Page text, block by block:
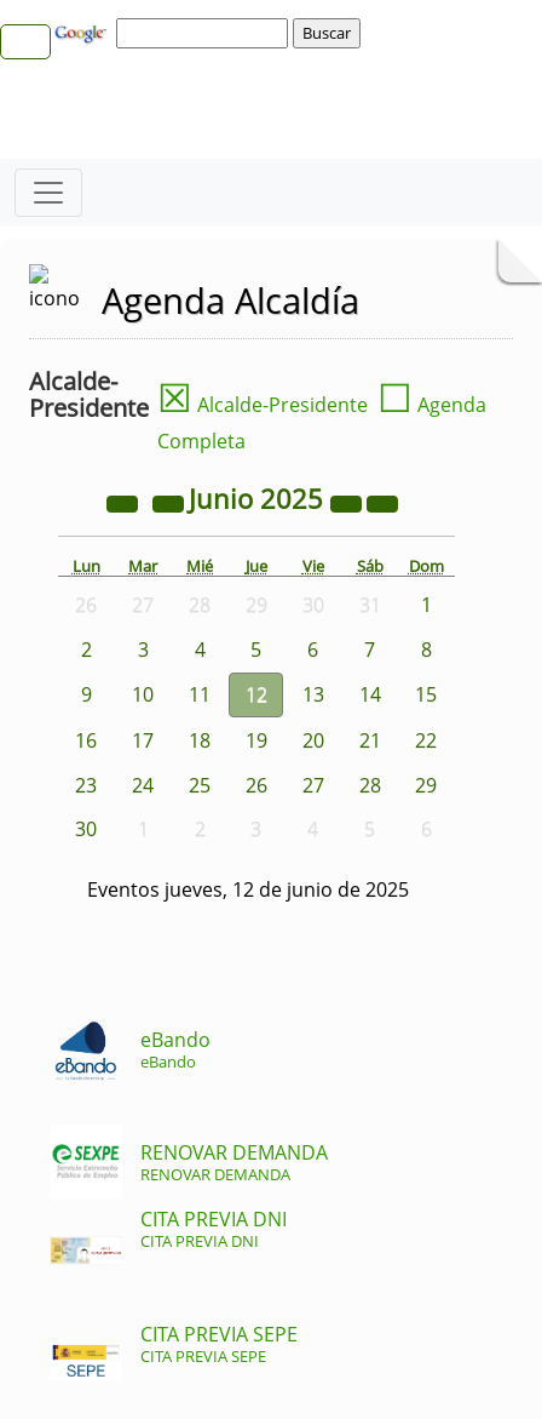
Agenda Alcaldía
Alcalde-
Presidente ☒ Alcalde-Presidente ☐ Agenda
Completa
Junio 2025
Lun Mar Mié Jue Vie Sáb Dom
26 27 28 29 30 31
1
2
3 4 5 6 7
8
9
10 11 12 13 14
15
16
17 18 19 20 21
22
23
24 25 26 27 28
29
30
1 2 3 4 5 6
Eventos jueves, 12 de junio de 2025
eBando
eBando
RENOVAR DEMANDA
RENOVAR DEMANDA
CITA PREVIA DNI
CITA PREVIA DNI
CITA PREVIA SEPE
CITA PREVIA SEPE